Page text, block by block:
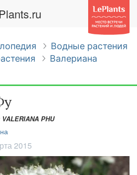
Водные растения
Валериана
PHU
2015